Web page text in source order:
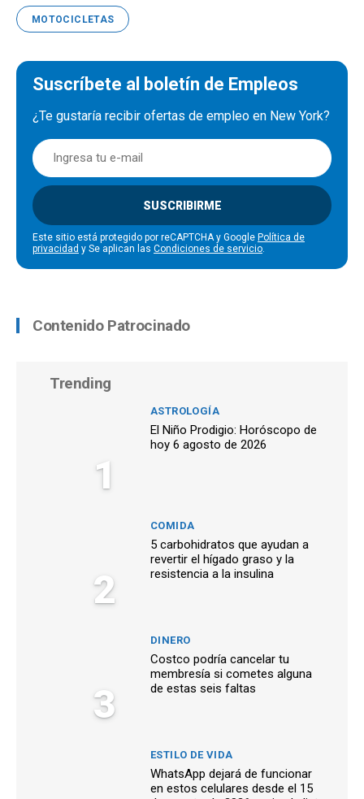
MOTOCICLETAS
Suscríbete al boletín de Empleos
¿Te gustaría recibir ofertas de empleo en New York?
SUSCRIBIRME
Este sitio está protegido por reCAPTCHA y Google Política de
privacidad y Se aplican las Condiciones de servicio
Contenido Patrocinado
Trending
1
ASTROLOGÍA
El Niño Prodigio: Horóscopo de
hoy 6 agosto de 2026
2
COMIDA
5 carbohidratos que ayudan a
revertir el hígado graso y la
resistencia a la insulina
3
DINERO
Costco podría cancelar tu
membresía si cometes alguna
de estas seis faltas
ESTILO DE VIDA
WhatsApp dejará de funcionar
en estos celulares desde el 15